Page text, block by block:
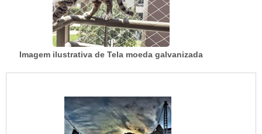
Imagem ilustrativa de Tela moeda galvanizada